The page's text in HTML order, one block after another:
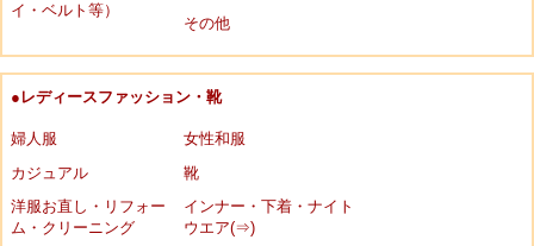
イ・ベルト等）
その他
●レディースファッション・靴
婦人服
女性和服
カジュアル
靴
洋服お直し・リフォー
ム・クリーニング
インナー・下着・ナイト
ウエア(⇒)